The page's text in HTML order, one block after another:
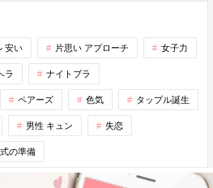
安い 片思い アプローチ 女子力
ラ ナイトブラ
ペアーズ 色気 タップル誕生
男性 キュン 失恋
の準備